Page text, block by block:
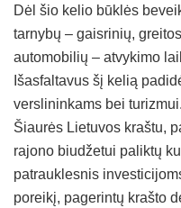
Dėl šio kelio būklės
tarnybų – gaisrinių,
automobilių – atvykimo
Išasfaltavus šį kelią
verslininkams bei
Šiaurės Lietuvos kraštu,
rajono biudžetui paliktų
patrauklesnis
poreikį, pagerintų krašto